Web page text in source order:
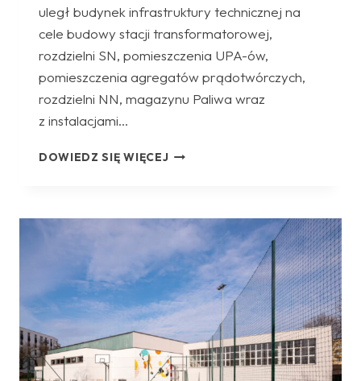
uległ budynek infrastruktury technicznej na
cele budowy stacji transformatorowej,
rozdzielni SN, pomieszczenia UPA-ów,
pomieszczenia agregatów prądotwórczych,
rozdzielni NN, magazynu Paliwa wraz
z instalacjami…
DOWIEDZ SIĘ WIĘCEJPRACOWNIA
LĄDOWISKA
HELIKOPTERÓW,
BUDYNEK
INFRASTRUKTURY
TECHNICZNEJ
W
SZPITALU
SPECJALISTYCZNYM
IM.
STEFANA